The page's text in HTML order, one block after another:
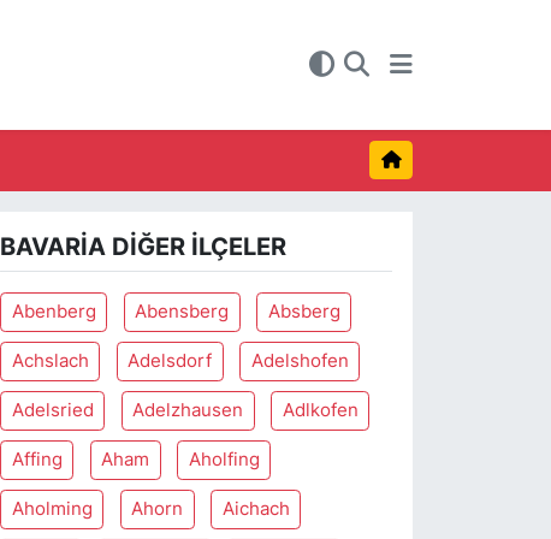
BAVARIA DIĞER İLÇELER
Abenberg Abensberg Absberg
Achslach Adelsdorf Adelshofen
Adelsried Adelzhausen Adlkofen
Affing Aham Aholfing
Aholming Ahorn Aichach